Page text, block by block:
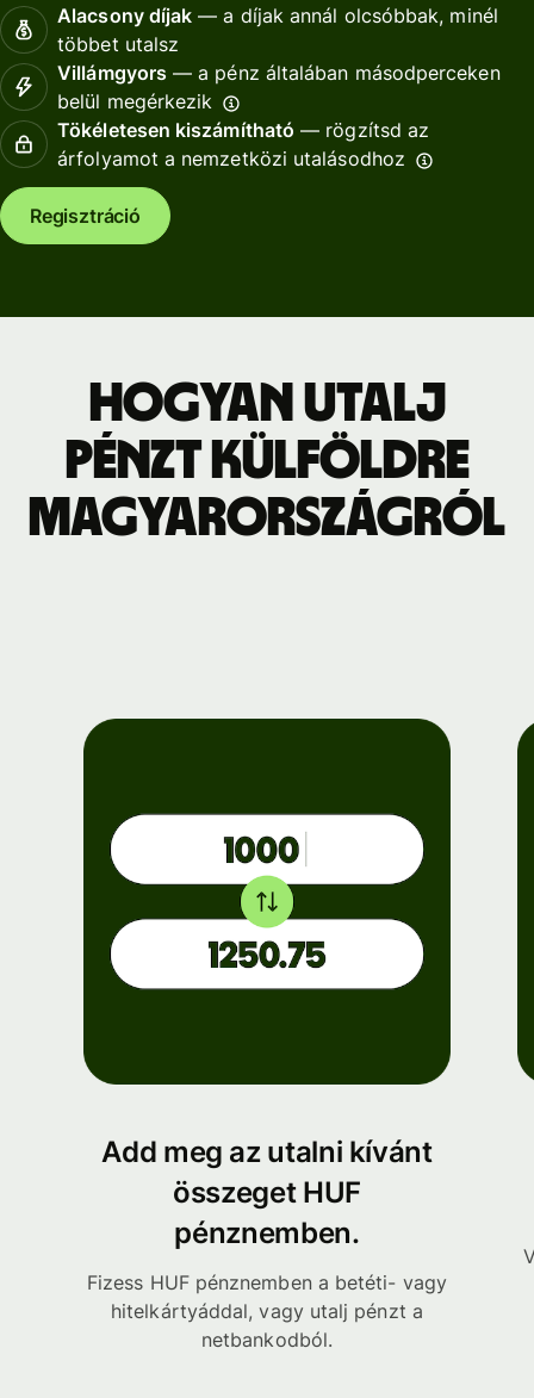
Alacsony díjak — a díjak annál olcsóbbak, minél
többet utalsz
Villámgyors — a pénz általában másodperceken
belül megérkezik
Tökéletesen kiszámítható — rögzítsd az
árfolyamot a nemzetközi utalásodhoz
Regisztráció
Hogyan utalj
pénzt külföldre
Magyarországról
Add meg az utalni kívánt
összeget HUF
pénznemben.
Fizess HUF pénznemben a betéti- vagy
hitelkártyáddal, vagy utalj pénzt a
netbankodból.